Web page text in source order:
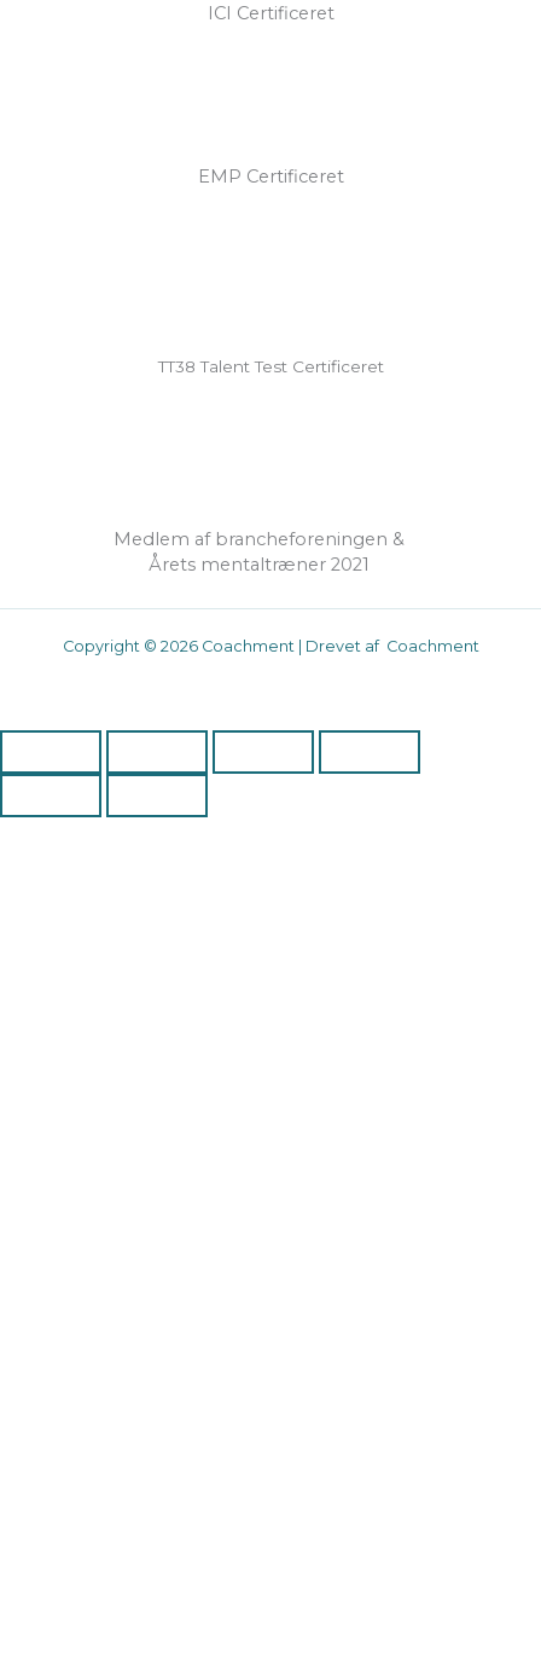
ICI Certificeret
EMP Certificeret
TT38 Talent Test Certificeret
Medlem af brancheforeningen &
Årets mentaltræner 2021
Copyright © 2026 Coachment | Drevet af Coachment